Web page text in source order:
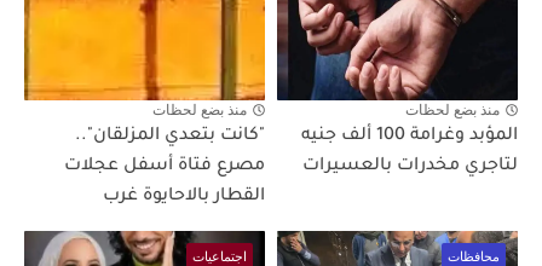
منذ بضع لحظات
المؤبد وغرامة 100 ألف جنيه
لتاجري مخدرات بالعسيرات
منذ بضع لحظات
"كانت بتعدي المزلقان"..
مصرع فتاة أسفل عجلات
القطار بالاحايوة غرب
محافظات اجتماعيات